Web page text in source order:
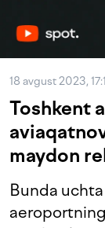
18 avgust 2023,
Toshkent
maydon
Bunda